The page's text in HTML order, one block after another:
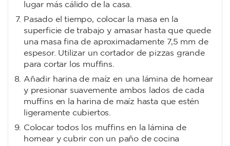
lugar más cálido de la casa.
Pasado el tiempo, colocar la masa en la
superficie de trabajo y amasar hasta que quede
una masa fina de aproximadamente 7,5 mm de
espesor. Utilizar un cortador de pizzas grande
para cortar los muffins.
Añadir harina de maíz en una lámina de hornear
y presionar suavemente ambos lados de cada
muffins en la harina de maíz hasta que estén
ligeramente cubiertos.
Colocar todos los muffins en la lámina de
hornear y cubrir con un paño de cocina